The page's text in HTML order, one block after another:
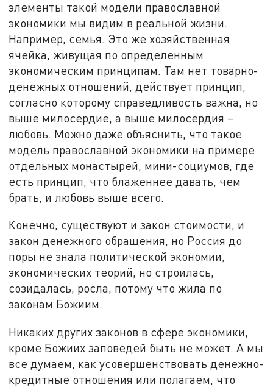
элементы такой модели православной
экономики мы видим в реальной жизни.
Например, семья. Это же хозяйственная
ячейка, живущая по определенным
экономическим принципам. Там нет товарно-
денежных отношений, действует принцип,
согласно которому справедливость важна, но
выше милосердие, а выше милосердия –
любовь. Можно даже объяснить, что такое
модель православной экономики на примере
отдельных монастырей, мини-социумов, где
есть принцип, что блаженнее давать, чем
брать, и любовь выше всего.
Конечно, существуют и закон стоимости, и
закон денежного обращения, но Россия до
поры не знала политической экономии,
экономических теорий, но строилась,
созидалась, росла, потому что жила по
законам Божиим.
Никаких других законов в сфере экономики,
кроме Божиих заповедей быть не может. А мы
все думаем, как усовершенствовать денежно-
кредитные отношения или полагаем, что